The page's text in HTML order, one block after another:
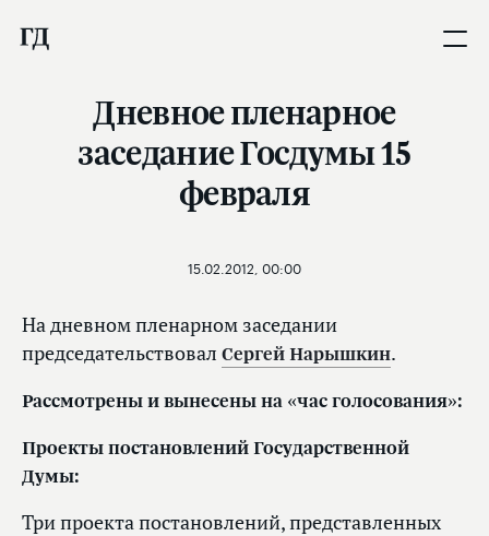
Дневное пленарное
заседание Госдумы 15
февраля
15.02.2012, 00:00
На дневном пленарном заседании
председательствовал Сергей Нарышкин.
Рассмотрены и вынесены на «час голосования»:
Проекты постановлений Государственной
Думы:
Три проекта постановлений, представленных